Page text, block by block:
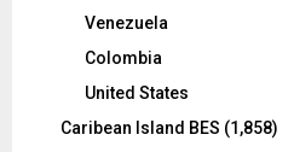
Venezuela
Colombia
United States
Caribean Island BES (1,858)